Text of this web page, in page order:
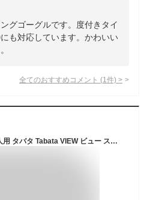
グゴーグルです。度付きタイ
も対応しています。かわいい
全てのおすすめコメント (1 件) >
度付き ゴーグル 水泳 キッズ 大人用 タバタ Tabata VIEW ビュー スイムゴーグル UVカット くもり止め 近視用 日本製 フィットネス スクール水着 水中メガネ スイミング レンズ 男女兼用 VC580SA VPS570 view-goggles ネコポス 送料無料